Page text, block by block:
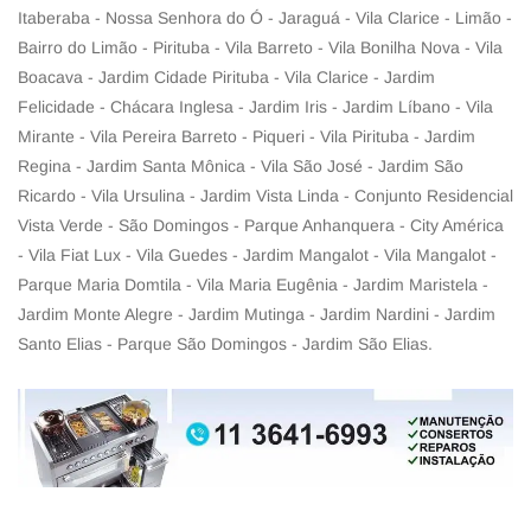
Itaberaba - Nossa Senhora do Ó - Jaraguá - Vila Clarice - Limão -
Bairro do Limão - Pirituba - Vila Barreto - Vila Bonilha Nova - Vila
Boacava - Jardim Cidade Pirituba - Vila Clarice - Jardim
Felicidade - Chácara Inglesa - Jardim Iris - Jardim Líbano - Vila
Mirante - Vila Pereira Barreto - Piqueri - Vila Pirituba - Jardim
Regina - Jardim Santa Mônica - Vila São José - Jardim São
Ricardo - Vila Ursulina - Jardim Vista Linda - Conjunto Residencial
Vista Verde - São Domingos - Parque Anhanquera - City América
- Vila Fiat Lux - Vila Guedes - Jardim Mangalot - Vila Mangalot -
Parque Maria Domtila - Vila Maria Eugênia - Jardim Maristela -
Jardim Monte Alegre - Jardim Mutinga - Jardim Nardini - Jardim
Santo Elias - Parque São Domingos - Jardim São Elias.